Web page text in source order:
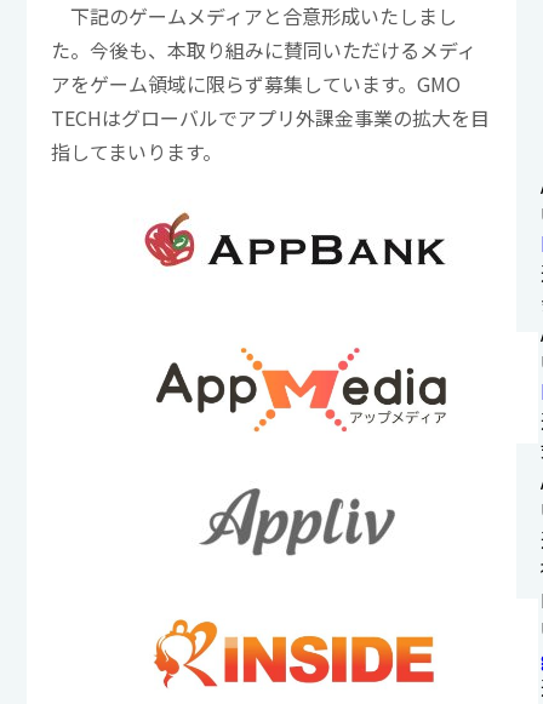
下記のゲームメディアと合意形成いたしまし
た。今後も、本取り組みに賛同いただけるメディ
アをゲーム領域に限らず募集しています。GMO
TECHはグローバルでアプリ外課金事業の拡大を目
指してまいります。